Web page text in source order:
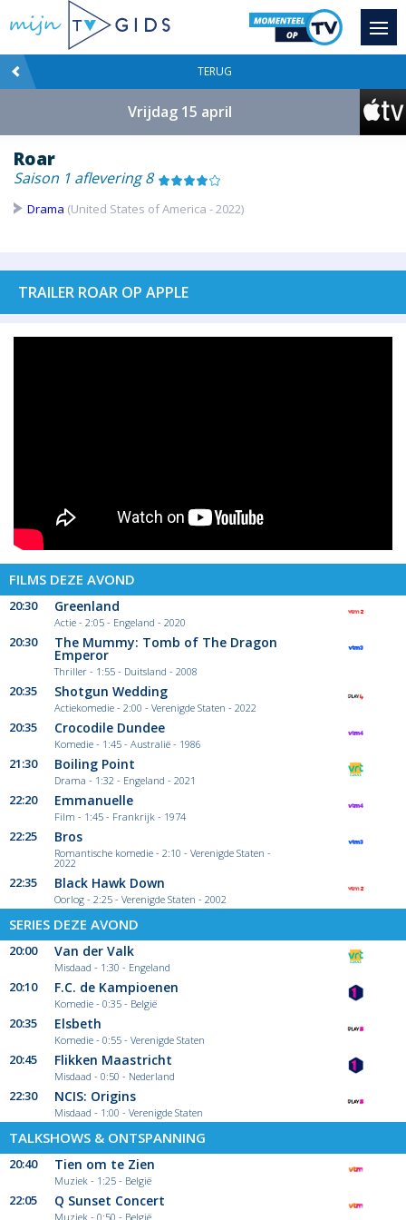
TERUG
Vrijdag 15 april
Roar
Saison 1 aflevering 8
Drama (United States of America - 2022)
TRAILER ROAR OP APPLE
FILMS DEZE AVOND
20:30 Greenland
Actie - 2:05 - Engeland - 2020
20:30 The Mummy: Tomb of The Dragon
Emperor
Thriller - 1:55 - Duitsland - 2008
20:35 Shotgun Wedding
Actiekomedie - 2:00 - Verenigde Staten - 2022
20:35 Crocodile Dundee
Komedie - 1:45 - Australië - 1986
21:30 Boiling Point
Drama - 1:32 - Engeland - 2021
22:20 Emmanuelle
Film - 1:45 - Frankrijk - 1974
22:25 Bros
Romantische komedie - 2:10 - Verenigde Staten -
2022
22:35 Black Hawk Down
Oorlog - 2:25 - Verenigde Staten - 2002
SERIES DEZE AVOND
20:00 Van der Valk
Misdaad - 1:30 - Engeland
20:10 F.C. de Kampioenen
Komedie - 0:35 - België
20:35 Elsbeth
Komedie - 0:55 - Verenigde Staten
20:45 Flikken Maastricht
Misdaad - 0:50 - Nederland
22:30 NCIS: Origins
Misdaad - 1:00 - Verenigde Staten
TALKSHOWS & ONTSPANNING
20:40 Tien om te Zien
Muziek - 1:25 - België
22:05 Q Sunset Concert
Muziek - 0:50 - België